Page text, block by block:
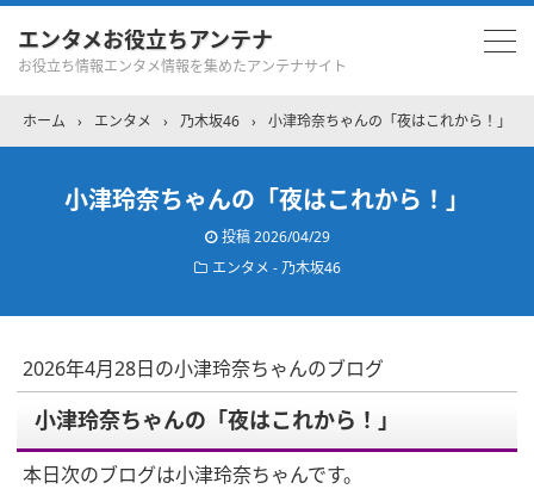
エンタメお役立ちアンテナ
お役立ち情報エンタメ情報を集めたアンテナサイト
ホーム › エンタメ › 乃木坂46 › 小津玲奈ちゃんの「夜はこれから！」
小津玲奈ちゃんの「夜はこれから！」
投稿2026/04/29
エンタメ - 乃木坂46
2026年4月28日の小津玲奈ちゃんのブログ
小津玲奈ちゃんの「夜はこれから！」
本日次のブログは小津玲奈ちゃんです。